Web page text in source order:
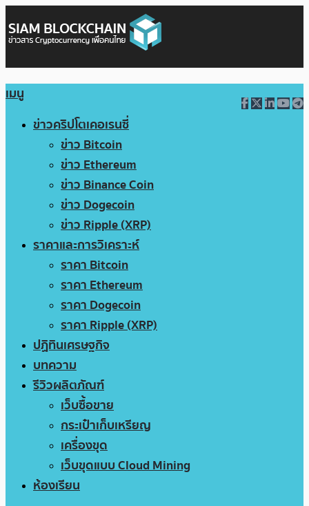
เมนู
ข่าวคริปโตเคอเรนซี่
ข่าว Bitcoin
ข่าว Ethereum
ข่าว Binance Coin
ข่าว Dogecoin
ข่าว Ripple (XRP)
ราคาและการวิเคราะห์
ราคา Bitcoin
ราคา Ethereum
ราคา Dogecoin
ราคา Ripple (XRP)
ปฏิทินเศรษฐกิจ
บทความ
รีวิวผลิตภัณฑ์
เว็บซื้อขาย
กระเป๋าเก็บเหรียญ
เครื่องขุด
เว็บขุดแบบ Cloud Mining
ห้องเรียน